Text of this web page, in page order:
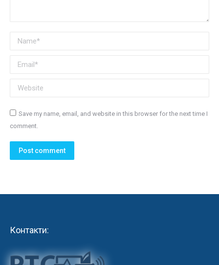
Name *
Email *
Website
Save my name, email, and website in this browser for the next time I
comment.
Post comment
Контакти: